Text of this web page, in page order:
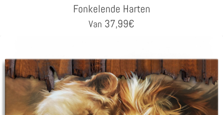
Fonkelende Harten
Van 37,99€